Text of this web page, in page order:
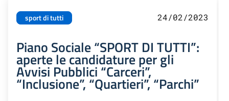
sport di tutti 24/02/2023
Piano Sociale “SPORT DI TUTTI”:
aperte le candidature per gli
Avvisi Pubblici “Carceri”,
“Inclusione”, “Quartieri”, “Parchi”